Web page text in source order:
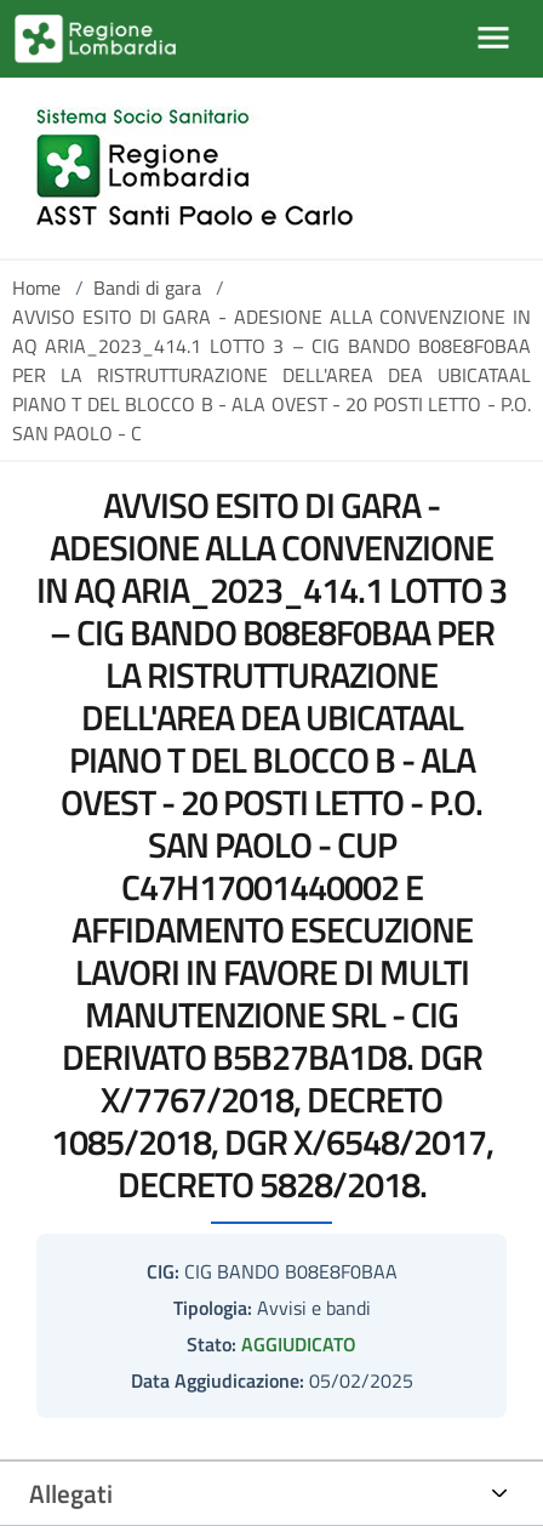
Salta al contenuto principale
Home / Bandi di gara /
AVVISO ESITO DI GARA - ADESIONE ALLA CONVENZIONE IN
AQ ARIA_2023_414.1 LOTTO 3 – CIG BANDO B08E8F0BAA
PER LA RISTRUTTURAZIONE DELL'AREA DEA UBICATAAL
PIANO T DEL BLOCCO B - ALA OVEST - 20 POSTI LETTO - P.O.
SAN PAOLO - C
AVVISO ESITO DI GARA -
ADESIONE ALLA CONVENZIONE
IN AQ ARIA_2023_414.1 LOTTO 3
– CIG BANDO B08E8F0BAA PER
LA RISTRUTTURAZIONE
DELL'AREA DEA UBICATAAL
PIANO T DEL BLOCCO B - ALA
OVEST - 20 POSTI LETTO - P.O.
SAN PAOLO - CUP
C47H17001440002 E
AFFIDAMENTO ESECUZIONE
LAVORI IN FAVORE DI MULTI
MANUTENZIONE SRL - CIG
DERIVATO B5B27BA1D8. DGR
X/7767/2018, DECRETO
1085/2018, DGR X/6548/2017,
DECRETO 5828/2018.
CIG: CIG BANDO B08E8F0BAA
Tipologia: Avvisi e bandi
Stato: AGGIUDICATO
Data Aggiudicazione: 05/02/2025
Allegati